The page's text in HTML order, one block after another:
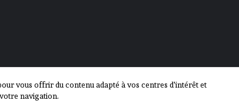
vous offrir du contenu adapté à vos centres d'intérêt et
navigation.